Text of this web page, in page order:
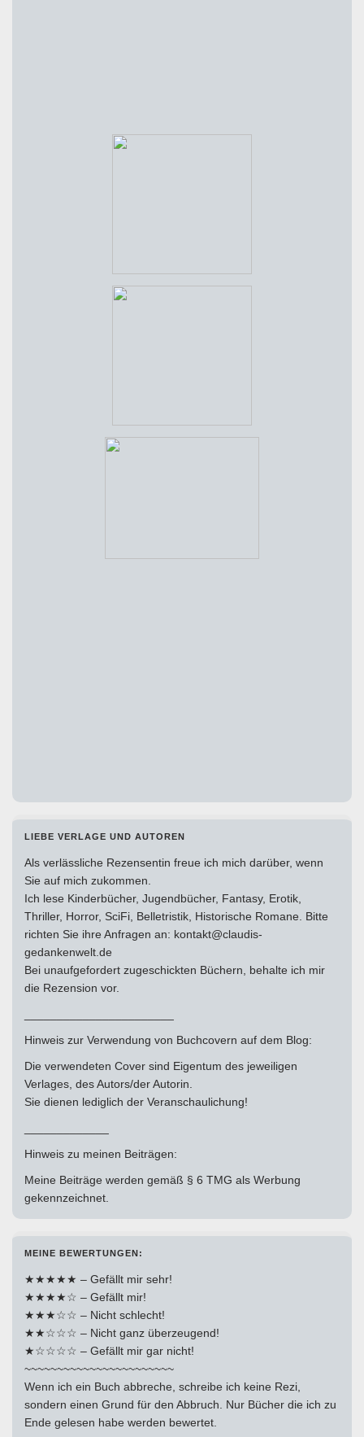
LIEBE VERLAGE UND AUTOREN
Als verlässliche Rezensentin freue ich mich darüber, wenn
Sie auf mich zukommen.
Ich lese Kinderbücher, Jugendbücher, Fantasy, Erotik,
Thriller, Horror, SciFi, Belletristik, Historische Romane. Bitte
richten Sie ihre Anfragen an: kontakt@claudis-
gedankenwelt.de
Bei unaufgefordert zugeschickten Büchern, behalte ich mir
die Rezension vor.
Hinweis zur Verwendung von Buchcovern auf dem Blog:
Die verwendeten Cover sind Eigentum des jeweiligen
Verlages, des Autors/der Autorin.
Sie dienen lediglich der Veranschaulichung!
Hinweis zu meinen Beiträgen:
Meine Beiträge werden gemäß § 6 TMG als Werbung
gekennzeichnet.
MEINE BEWERTUNGEN:
★★★★★ – Gefällt mir sehr!
★★★★☆ – Gefällt mir!
★★★☆☆ – Nicht schlecht!
★★☆☆☆ – Nicht ganz überzeugend!
★☆☆☆☆ – Gefällt mir gar nicht!
~~~~~~~~~~~~~~~~~~~~~~~
Wenn ich ein Buch abbreche, schreibe ich keine Rezi,
sondern einen Grund für den Abbruch. Nur Bücher die ich zu
Ende gelesen habe werden bewertet.